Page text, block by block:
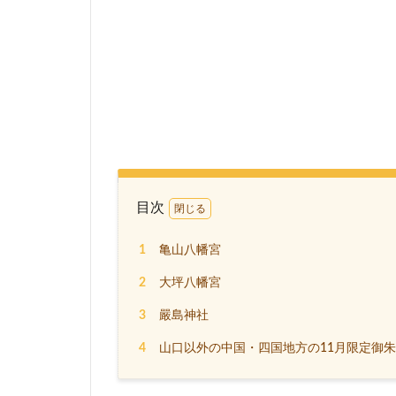
目次
1 亀山八幡宮
2 大坪八幡宮
3 嚴島神社
4 山口以外の中国・四国地方の11月限定御